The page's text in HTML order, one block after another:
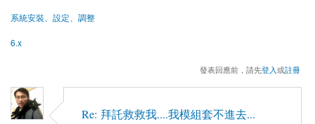
系統安裝、設定、調整
6.x
發表回應前，請先登入或註冊
Re: 拜託救救我....我模組套不進去...